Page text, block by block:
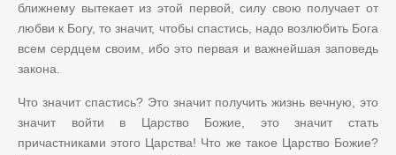
ближнему вытекает из этой первой, силу свою получает от
любви к Богу, то значит, чтобы спастись, надо возлюбить Бога
всем сердцем своим, ибо это первая и важнейшая заповедь
закона.
Что значит спастись? Это значит получить жизнь вечную, это
значит войти в Царство Божие, это значит стать
причастниками этого Царства! Что же такое Царство Божие?